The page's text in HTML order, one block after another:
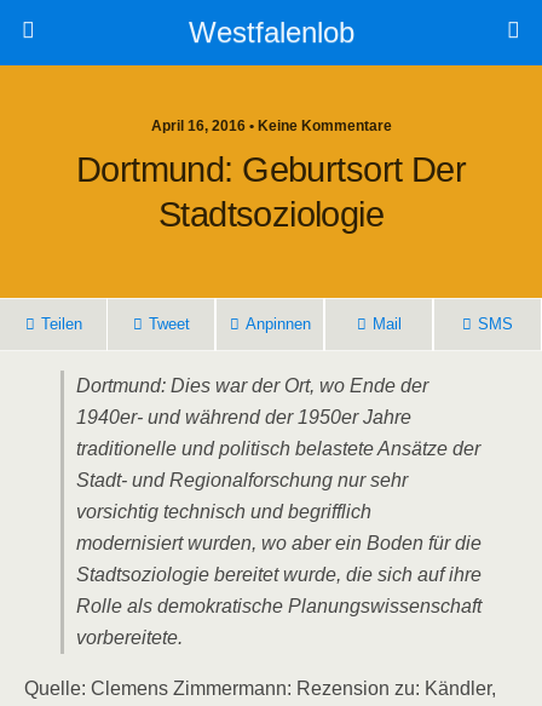
Westfalenlob
April 16, 2016 • Keine Kommentare
Dortmund: Geburtsort Der
Stadtsoziologie
Teilen Tweet Anpinnen Mail SMS
Dortmund: Dies war der Ort, wo Ende der
1940er- und während der 1950er Jahre
traditionelle und politisch belastete Ansätze der
Stadt- und Regionalforschung nur sehr
vorsichtig technisch und begrifflich
modernisiert wurden, wo aber ein Boden für die
Stadtsoziologie bereitet wurde, die sich auf ihre
Rolle als demokratische Planungswissenschaft
vorbereitete.
Quelle: Clemens Zimmermann: Rezension zu: Kändler,